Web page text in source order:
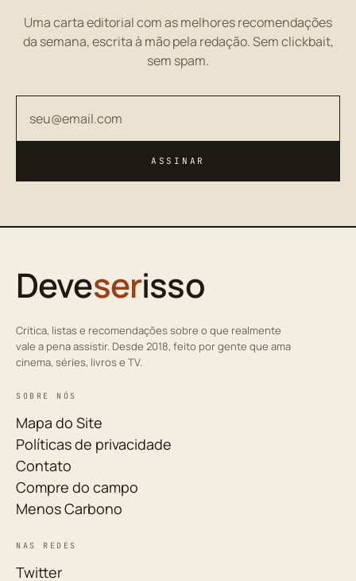
Uma carta editorial com as melhores recomendações
da semana, escrita à mão pela redação. Sem clickbait,
sem spam.
ASSINAR
Deveserisso
Crítica, listas e recomendações sobre o que realmente
vale a pena assistir. Desde 2018, feito por gente que ama
cinema, séries, livros e TV.
SOBRE NÓS
Mapa do Site
Políticas de privacidade
Contato
Compre do campo
Menos Carbono
NAS REDES
Twitter